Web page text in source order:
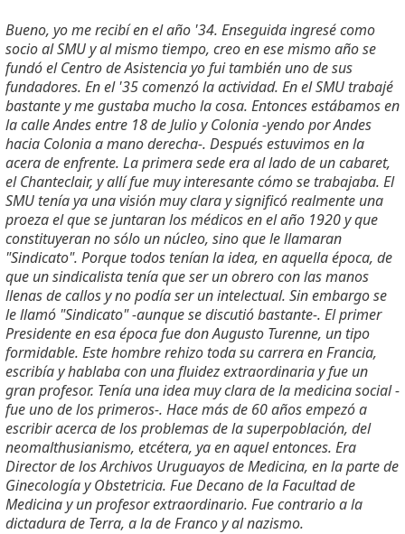
Bueno, yo me recibí en el año '34. Enseguida ingresé como
socio al SMU y al mismo tiempo, creo en ese mismo año se
fundó el Centro de Asistencia yo fui también uno de sus
fundadores. En el '35 comenzó la actividad. En el SMU trabajé
bastante y me gustaba mucho la cosa. Entonces estábamos en
la calle Andes entre 18 de Julio y Colonia -yendo por Andes
hacia Colonia a mano derecha-. Después estuvimos en la
acera de enfrente. La primera sede era al lado de un cabaret,
el Chanteclair, y allí fue muy interesante cómo se trabajaba. El
SMU tenía ya una visión muy clara y significó realmente una
proeza el que se juntaran los médicos en el año 1920 y que
constituyeran no sólo un núcleo, sino que le llamaran
"Sindicato". Porque todos tenían la idea, en aquella época, de
que un sindicalista tenía que ser un obrero con las manos
llenas de callos y no podía ser un intelectual. Sin embargo se
le llamó "Sindicato" -aunque se discutió bastante-. El primer
Presidente en esa época fue don Augusto Turenne, un tipo
formidable. Este hombre rehizo toda su carrera en Francia,
escribía y hablaba con una fluidez extraordinaria y fue un
gran profesor. Tenía una idea muy clara de la medicina social -
fue uno de los primeros-. Hace más de 60 años empezó a
escribir acerca de los problemas de la superpoblación, del
neomalthusianismo, etcétera, ya en aquel entonces. Era
Director de los Archivos Uruguayos de Medicina, en la parte de
Ginecología y Obstetricia. Fue Decano de la Facultad de
Medicina y un profesor extraordinario. Fue contrario a la
dictadura de Terra, a la de Franco y al nazismo.